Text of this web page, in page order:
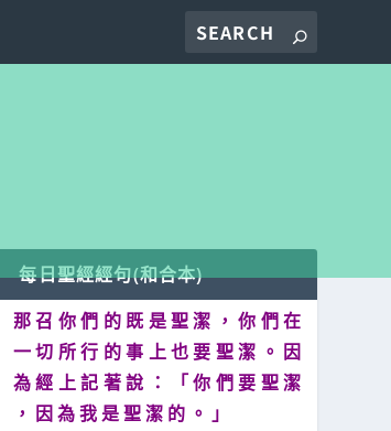
每日聖經經句(和合本)
那 召 你 們 的 既 是 聖 潔 ， 你 們 在
一 切 所 行 的 事 上 也 要 聖 潔 。 因
為 經 上 記 著 說 ： 「 你 們 要 聖 潔
， 因 為 我 是 聖 潔 的 。 」